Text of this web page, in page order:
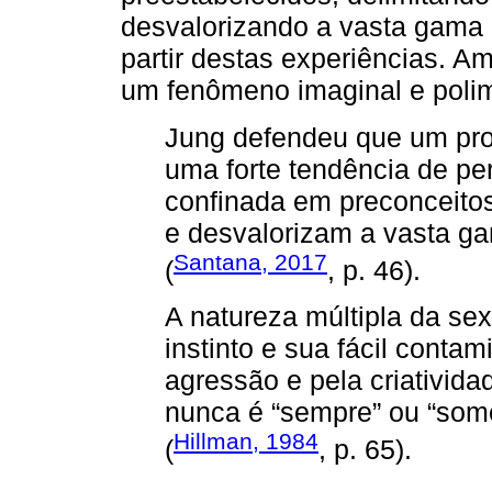
desvalorizando a vasta
partir destas experiências.
um fenômeno imaginal e
Jung defendeu que um
uma forte tendência de
confinada em
e desvalorizam a vasta
(Santana, 2017, p. 46).
A natureza múltipla da
instinto e sua fácil
agressão e pela
nunca é “sempre” ou
(Hillman, 1984, p. 65).